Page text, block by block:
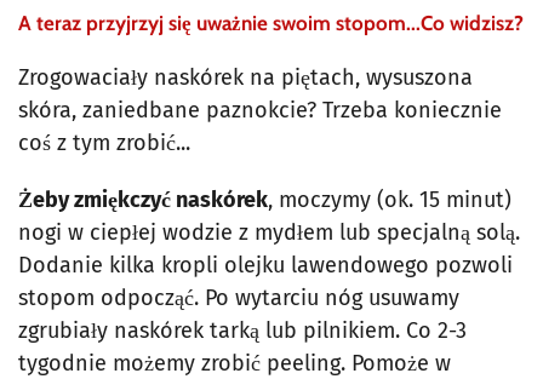
A teraz przyjrzyj się uważnie swoim stopom...Co widzisz?
Zrogowaciały naskórek na piętach, wysuszona
skóra, zaniedbane paznokcie? Trzeba koniecznie
coś z tym zrobić...
Żeby zmiękczyć naskórek, moczymy (ok. 15 minut)
nogi w ciepłej wodzie z mydłem lub specjalną solą.
Dodanie kilka kropli olejku lawendowego pozwoli
stopom odpocząć. Po wytarciu nóg usuwamy
zgrubiały naskórek tarką lub pilnikiem. Co 2-3
tygodnie możemy zrobić peeling. Pomoże w